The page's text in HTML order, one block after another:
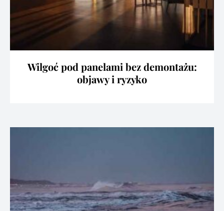
Wilgoć pod panelami bez demontażu:
objawy i ryzyko